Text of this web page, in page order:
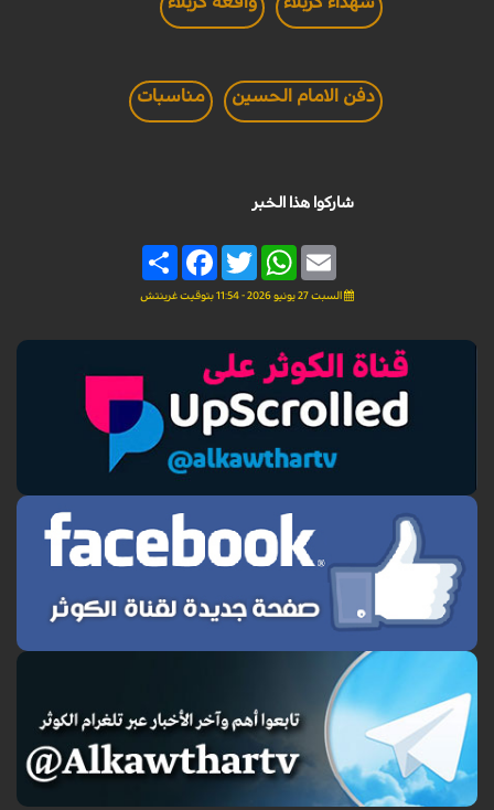
دفن الامام الحسين مناسبات
شاركوا هذا الخبر
Share
FacebookTwitter
WhatsAppEmail
السبت 27 يونيو 2026 - 11:54 بتوقيت غرينتش